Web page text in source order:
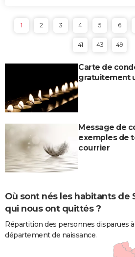
1 2 3 4 5 6
41 43 49
Carte de
gratuitement
Message de
exemples de
courrier
Où sont nés les habitants de
qui nous ont quittés ?
Répartition des personnes disparues
département de naissance.